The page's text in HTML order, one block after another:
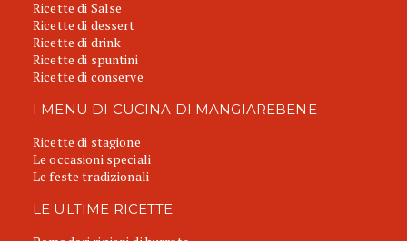
Ricette di Salse
Ricette di dessert
Ricette di drink
Ricette di spuntini
Ricette di conserve
I MENU DI CUCINA DI MANGIAREBENE
Ricette di stagione
Le occasioni speciali
Le feste tradizionali
LE ULTIME RICETTE